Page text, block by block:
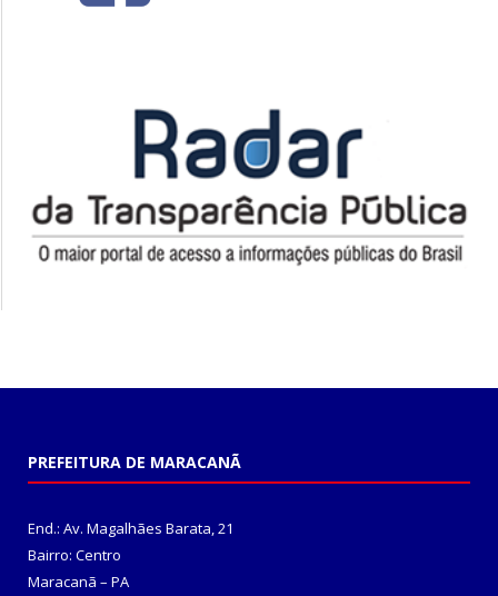
PREFEITURA DE MARACANÃ
End.: Av. Magalhães Barata, 21
Bairro: Centro
Maracanã – PA